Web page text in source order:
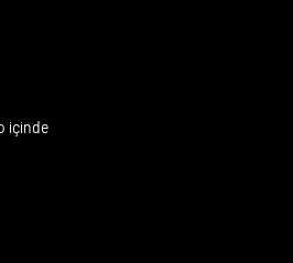
içinde